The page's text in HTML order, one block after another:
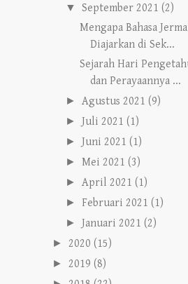
▼ September 2021 (2)
Mengapa Bahasa
Diajarkan di Sek...
Sejarah Hari
dan Perayaannya ...
► Agustus 2021 (9)
►Juli 2021 (1)
►Juni 2021 (1)
►Mei 2021 (3)
► April 2021 (1)
► Februari 2021 (1)
►Januari 2021 (2)
► 2020 (15)
► 2019 (8)